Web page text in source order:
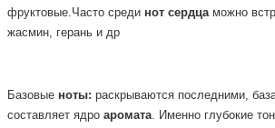
фруктовые.Часто среди нот сердцаможно
жасмин, герань и др
Базовые ноты: раскрываются последними,
составляет ядро аромата. Именно глубокие